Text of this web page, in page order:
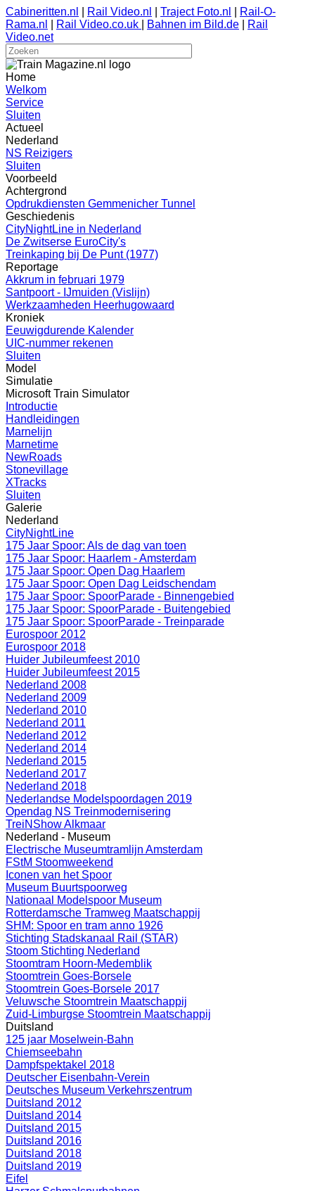
Cabineritten.nl Rail Video.nl Traject Foto.nl
Rail-O-
Rama.nl
Rail Video.co.uk Bahnen im Bild.de
Rail
Video.net
Home
Welkom
Service
Sluiten
Actueel
Nederland
NS Reizigers
Sluiten
Voorbeeld
Achtergrond
Opdrukdiensten Gemmenicher Tunnel
Geschiedenis
CityNightLine in Nederland
De Zwitserse EuroCity's
Treinkaping bij De Punt (1977)
Reportage
Akkrum in februari 1979
Santpoort - IJmuiden (Vislijn)
Werkzaamheden Heerhugowaard
Kroniek
Eeuwigdurende Kalender
UIC-nummer rekenen
Sluiten
Model
Simulatie
Microsoft Train Simulator
Introductie
Handleidingen
Marnelijn
Marnetime
NewRoads
Stonevillage
XTracks
Sluiten
Galerie
Nederland
CityNightLine
175 Jaar Spoor: Als de dag van toen
175 Jaar Spoor: Haarlem - Amsterdam
175 Jaar Spoor: Open Dag Haarlem
175 Jaar Spoor: Open Dag Leidschendam
175 Jaar Spoor: SpoorParade - Binnengebied
175 Jaar Spoor: SpoorParade - Buitengebied
175 Jaar Spoor: SpoorParade - Treinparade
Eurospoor 2012
Eurospoor 2018
Huider Jubileumfeest 2010
Huider Jubileumfeest 2015
Nederland 2008
Nederland 2009
Nederland 2010
Nederland 2011
Nederland 2012
Nederland 2014
Nederland 2015
Nederland 2017
Nederland 2018
Nederlandse Modelspoordagen 2019
Opendag NS Treinmodernisering
TreiNShow Alkmaar
Nederland - Museum
Electrische Museumtramlijn Amsterdam
FStM Stoomweekend
Iconen van het Spoor
Museum Buurtspoorweg
Nationaal Modelspoor Museum
Rotterdamsche Tramweg Maatschappij
SHM: Spoor en tram anno 1926
Stichting Stadskanaal Rail (STAR)
Stoom Stichting Nederland
Stoomtram Hoorn-Medemblik
Stoomtrein Goes-Borsele
Stoomtrein Goes-Borsele 2017
Veluwsche Stoomtrein Maatschappij
Zuid-Limburgse Stoomtrein Maatschappij
Duitsland
125 jaar Moselwein-Bahn
Chiemseebahn
Dampfspektakel 2018
Deutscher Eisenbahn-Verein
Deutsches Museum Verkehrszentrum
Duitsland 2012
Duitsland 2014
Duitsland 2015
Duitsland 2016
Duitsland 2018
Duitsland 2019
Eifel